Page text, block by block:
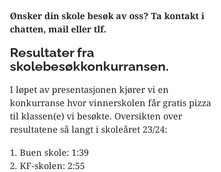
Ønsker din skole besøk av oss? Ta kontakt i
chatten, mail eller tlf.
Resultater fra
skolebesøkkonkurransen.
I løpet av presentasjonen kjører vi en
konkurranse hvor vinnerskolen får gratis pizza
til klassen(e) vi besøkte. Oversikten over
resultatene så langt i skoleåret 23/24:
Buen skole: 1:39
KF-skolen: 2:55